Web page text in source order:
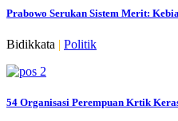
Prabowo Serukan Sistem Merit:
Bidikkata | Politik
54 Organisasi Perempuan Krtik